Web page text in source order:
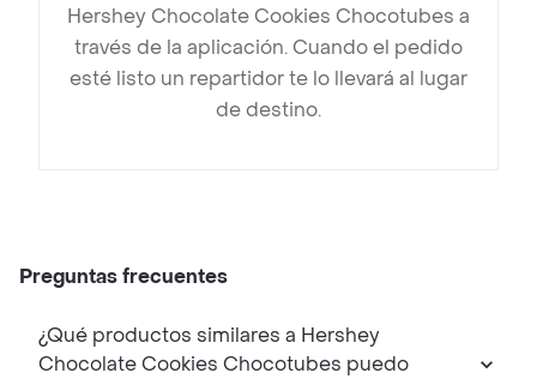
Hershey Chocolate Cookies Chocotubes a
través de la aplicación. Cuando el pedido
esté listo un repartidor te lo llevará al lugar
de destino.
Preguntas frecuentes
¿Qué productos similares a Hershey
Chocolate Cookies Chocotubes puedo